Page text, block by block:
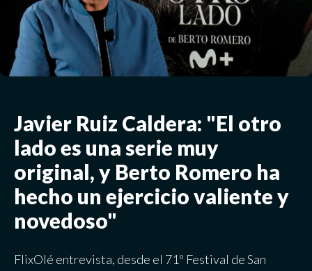
Javier Ruiz Caldera: "El otro
lado es una serie muy
original, y Berto Romero ha
hecho un ejercicio valiente y
novedoso"
FlixOlé entrevista, desde el 71º Festival de San